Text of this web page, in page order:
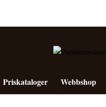
Priskataloger Webbshop